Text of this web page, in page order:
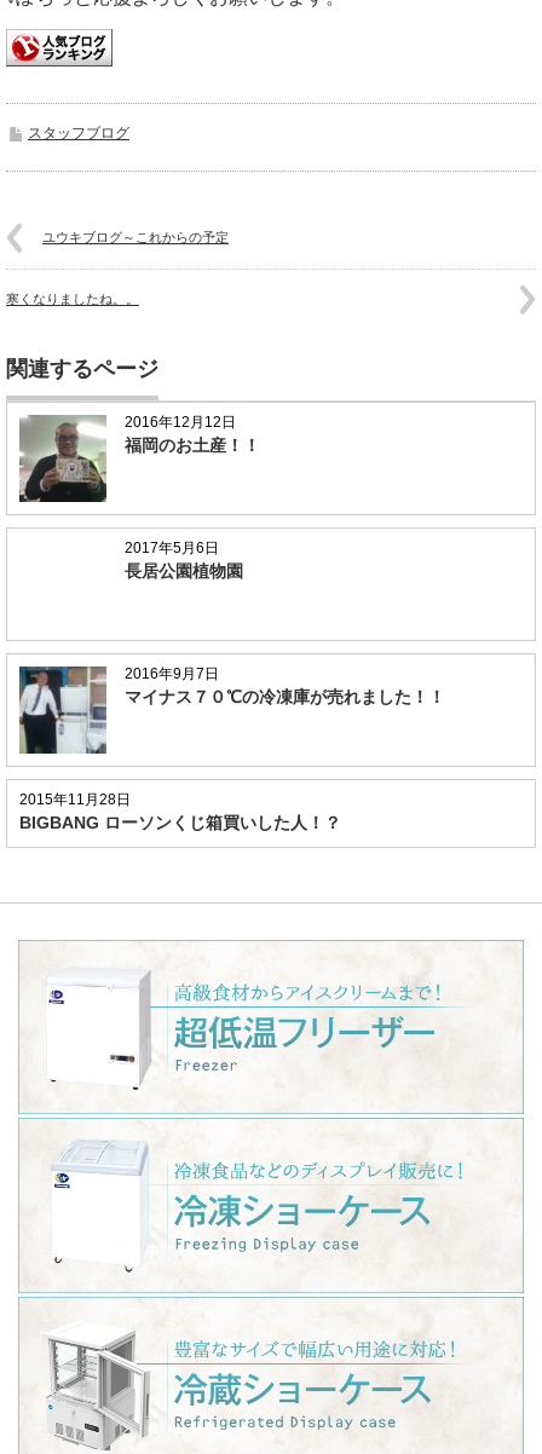
スタッフブログ
ユウキブログ～これからの予定
寒くなりましたね。。
関連するページ
2016年12月12日
福岡のお土産！！
2017年5月6日
長居公園植物園
2016年9月7日
マイナス７０℃の冷凍庫が売れました！！
2015年11月28日
BIGBANG ローソンくじ箱買いした人！？